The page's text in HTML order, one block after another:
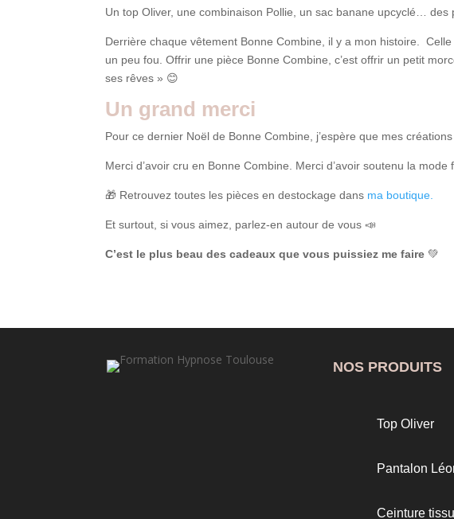
Un top Oliver, une combinaison Pollie, un sac banane upcyclé… des
Derrière chaque vêtement Bonne Combine, il y a mon histoire.
un peu fou. Offrir une pièce Bonne Combine, c’est offrir un petit
ses rêves » 😊
Un grand merci
Pour ce dernier Noël de Bonne Combine, j’espère que mes
Merci d’avoir cru en Bonne Combine. Merci d’avoir soutenu la
🎁 Retrouvez toutes les pièces en destockage dans ma boutique.
Et surtout, si vous aimez, parlez-en autour de vous 📣
C’est le plus beau des cadeaux que vous puissiez me faire 💚
NOS PRODUITS
Top Oliver
Pantalon
Ceinture tissu